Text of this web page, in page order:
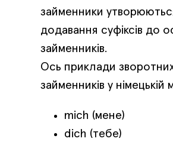
займенники
додавання суфіксів до
займенників.
Ось приклади
займенників у німецькій
mich (мене)
dich (тебе)